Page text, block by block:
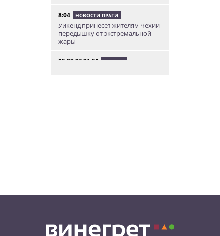
8:04 НОВОСТИ ПРАГИ
Уикенд принесет жителям Чехии
передышку от экстремальной
жары
05.08.26 21:51 АФИША